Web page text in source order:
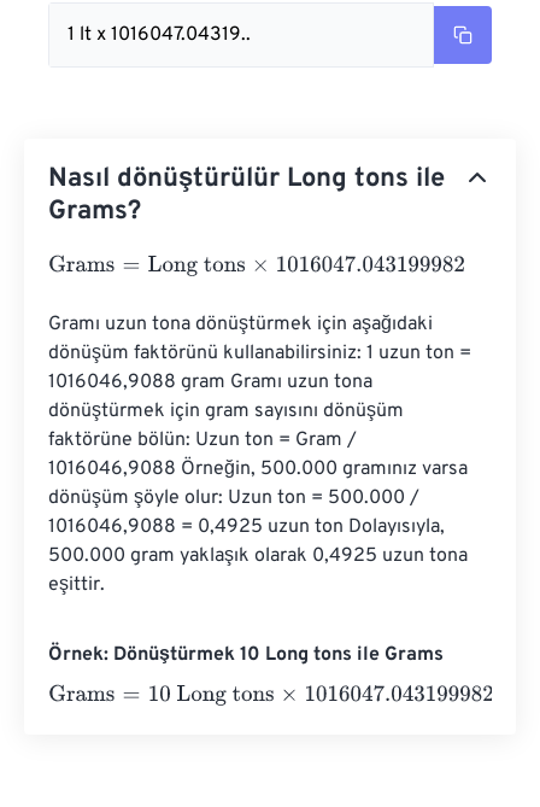
1 lt x 1016047.04319..
Nasıl dönüştürülür Long tons ile
Grams?
Grams= Long tons ×1016047.043199982
Gramı uzun tona dönüştürmek için aşağıdaki
dönüşüm faktörünü kullanabilirsiniz: 1 uzun ton =
1016046,9088 gram Gramı uzun tona
dönüştürmek için gram sayısını dönüşüm
faktörüne bölün: Uzun ton = Gram /
1016046,9088 Örneğin, 500.000 gramınız varsa
dönüşüm şöyle olur: Uzun ton = 500.000 /
1016046,9088 = 0,4925 uzun ton Dolayısıyla,
500.000 gram yaklaşık olarak 0,4925 uzun tona
eşittir.
Örnek: Dönüştürmek 10 Long tons ile Grams
Grams= 10 Long tons ×1016047.043199982=